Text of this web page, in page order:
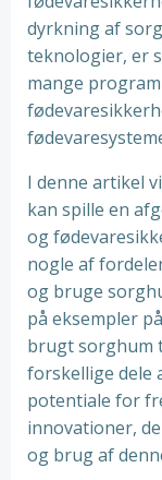
dyrkning af
teknologier, er
mange
I denne artikel
kan spille en
og
nogle af
og bruge
på eksempler
brugt sorghum
forskellige dele
potentiale for
innovationer,
og brug af